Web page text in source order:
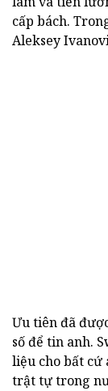
cấp bách.
Aleksey
Ưu tiên đã
số để tin anh.
liệu cho bất cứ
trật tự trong